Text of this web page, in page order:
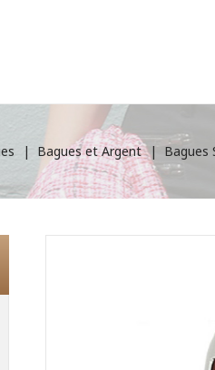
Bagues et Argent Bagues